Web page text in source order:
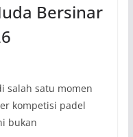
Bersinar
salah satu momen
kompetisi padel
bukan